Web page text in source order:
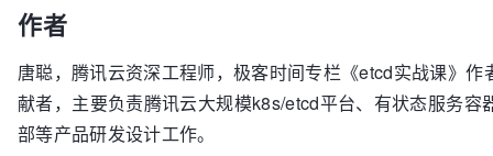
作者
唐聪，腾讯云资深工程师，极客时间专栏《etcd实战课》作
献者，主要负责腾讯云大规模k8s/etcd平台、有状态服务容
部等产品研发设计工作。